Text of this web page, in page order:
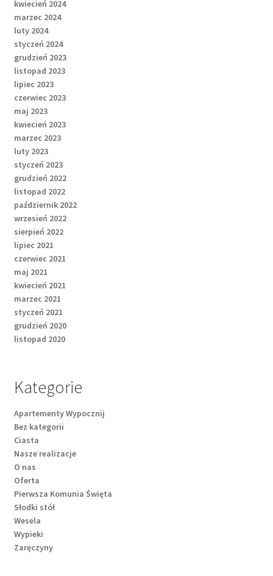
kwiecień 2024
marzec 2024
luty 2024
styczeń 2024
grudzień 2023
listopad 2023
lipiec 2023
czerwiec 2023
maj 2023
kwiecień 2023
marzec 2023
luty 2023
styczeń 2023
grudzień 2022
listopad 2022
październik 2022
wrzesień 2022
sierpień 2022
lipiec 2021
czerwiec 2021
maj 2021
kwiecień 2021
marzec 2021
styczeń 2021
grudzień 2020
listopad 2020
Kategorie
Apartementy Wypocznij
Bez kategorii
Ciasta
Nasze realizacje
O nas
Oferta
Pierwsza Komunia Święta
Słodki stół
Wesela
Wypieki
Zaręczyny